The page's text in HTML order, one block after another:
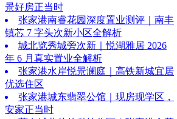
景好房正当时
张家港南睿花园深度置业测评｜南丰
镇芯 7 字头次新小区全解析
城北览秀城旁次新｜悦湖雅居 2026
年 6 月真实置业全解析
张家港水岸悦景澜庭｜高铁新城宜居
优选住区
张家港城东翡翠公馆｜现房现学区，
安家正当时